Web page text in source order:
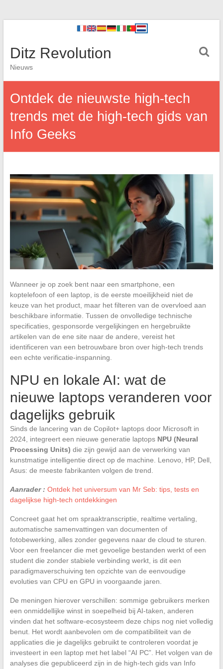
Ditz Revolution
Nieuws
Ontdek de nieuwste high-tech
trends met de high-tech gids van
Info Geeks
Wanneer je op zoek bent naar een smartphone, een
koptelefoon of een laptop, is de eerste moeilijkheid niet de
keuze van het product, maar het filteren van de overvloed aan
beschikbare informatie. Tussen de onvolledige technische
specificaties, gesponsorde vergelijkingen en hergebruikte
artikelen van de ene site naar de andere, vereist het
identificeren van een betrouwbare bron over high-tech trends
een echte verificatie-inspanning.
NPU en lokale AI: wat de
nieuwe laptops veranderen voor
dagelijks gebruik
Sinds de lancering van de Copilot+ laptops door Microsoft in
2024, integreert een nieuwe generatie laptops NPU (Neural
Processing Units) die zijn gewijd aan de verwerking van
kunstmatige intelligentie direct op de machine. Lenovo, HP, Dell,
Asus: de meeste fabrikanten volgen de trend.
Aanrader : Ontdek het universum van Mr Seb: tips, tests en
dagelijkse high-tech ontdekkingen
Concreet gaat het om spraaktranscriptie, realtime vertaling,
automatische samenvattingen van documenten of
fotobewerking, alles zonder gegevens naar de cloud te sturen.
Voor een freelancer die met gevoelige bestanden werkt of een
student die zonder stabiele verbinding werkt, is dit een
paradigmaverschuiving ten opzichte van de eenvoudige
evoluties van CPU en GPU in voorgaande jaren.
De meningen hierover verschillen: sommige gebruikers merken
een onmiddellijke winst in soepelheid bij AI-taken, anderen
vinden dat het software-ecosysteem deze chips nog niet volledig
benut. Het wordt aanbevolen om de compatibiliteit van de
applicaties die je dagelijks gebruikt te controleren voordat je
investeert in een laptop met het label “AI PC”. Het volgen van de
analyses die gepubliceerd zijn in de high-tech gids van Info